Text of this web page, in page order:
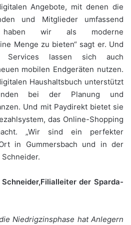
Angebote, mit denen die
und Mitglieder umfassend
haben wir als moderne
Menge zu bieten“ sagt er. Und
Services lassen sich auch
mobilen Endgeräten nutzen.
Haushaltsbuch unterstützt
bei der Planung und
Und mit Paydirekt bietet sie
das Online-Shopping
„Wir sind ein perfekter
in Gummersbach und in der
Schneider.
der Sparda-
Niedrigzinsphase hat Anlegern